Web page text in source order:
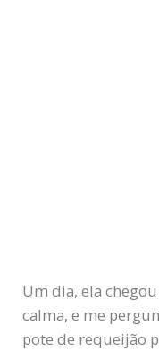
Um dia, ela
calma, e me
pote de requeijão